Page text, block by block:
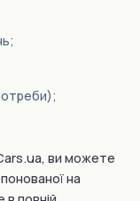
ви можете
на